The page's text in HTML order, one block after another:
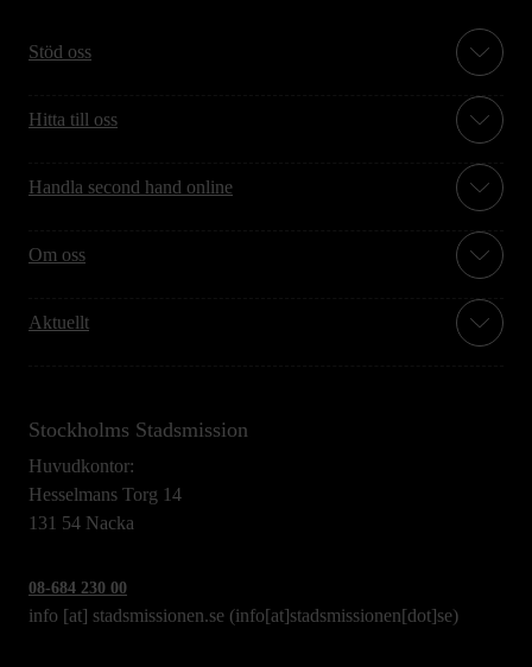
Stöd oss
Hitta till oss
Handla second hand online
Om oss
Aktuellt
Stockholms Stadsmission
Huvudkontor:
Hesselmans Torg 14
131 54 Nacka
08-684 230 00
info [at] stadsmissionen.se (info[at]stadsmissionen[dot]se)